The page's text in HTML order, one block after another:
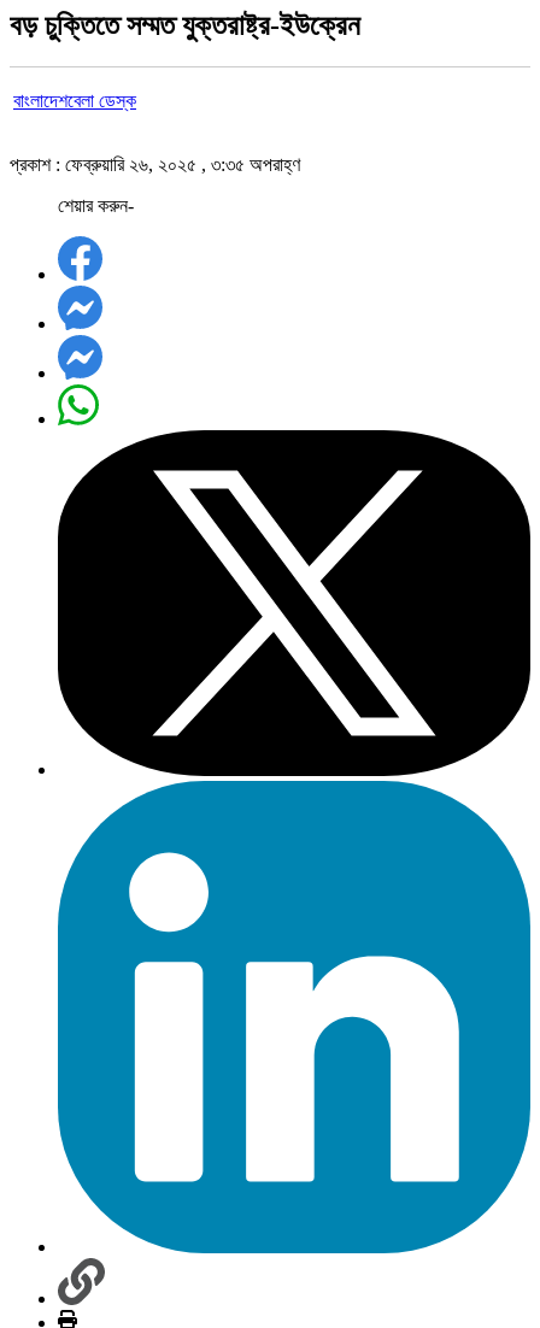
বড় চুক্তিতে সম্মত যুক্তরাষ্ট্র-ইউক্রেন
বাংলাদেশবেলা ডেস্ক
প্রকাশ : ফেব্রুয়ারি ২৬, ২০২৫ , ৩:৩৫ অপরাহ্ণ
শেয়ার করুন-